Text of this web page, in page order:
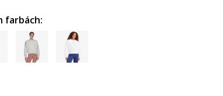
farbách: